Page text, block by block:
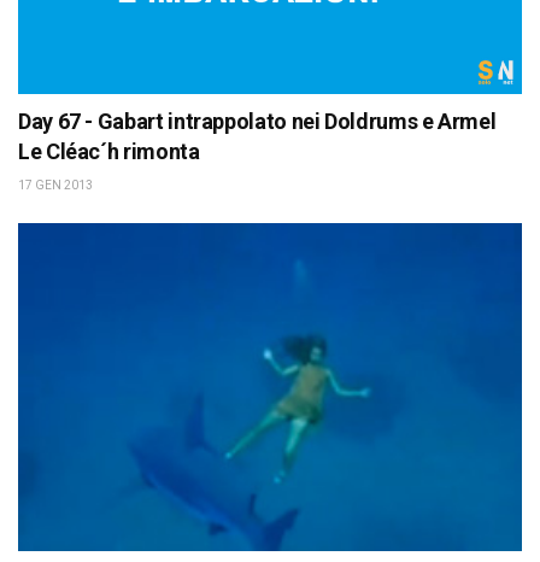
Day 67 - Gabart intrappolato nei Doldrums e Armel
Le Cléac´h rimonta
17 GEN 2013